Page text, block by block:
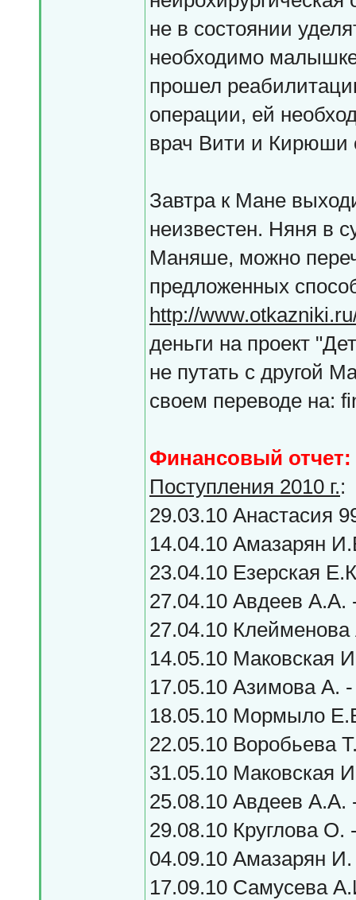
не в состоянии
необходимо
прошел
операции, ей
врач Вити и Кирюши
Завтра к Мане
неизвестен. Няня в
Маняше, можно
предложенных
http://
деньги на проект
не путать с другой
своем переводе на:
Финансовый отчет:
Поступления 2010 г.:
29.03.10 Анастасия
14.04.10 Амазарян
23.04.10 Езерская
27.04.10 Авдеев А.А.
27.04.10
14.05.10 Маковская
17.05.10 Азимова А.
18.05.10 Мормыло
22.05.10 Воробьева
31.05.10 Маковская
25.08.10 Авдеев А.А.
29.08.10 Круглова О.
04.09.10 Амазарян
17.09.10 Самусева